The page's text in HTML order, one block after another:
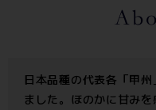
日本品種の代表各「甲
ました。ほのかに甘み